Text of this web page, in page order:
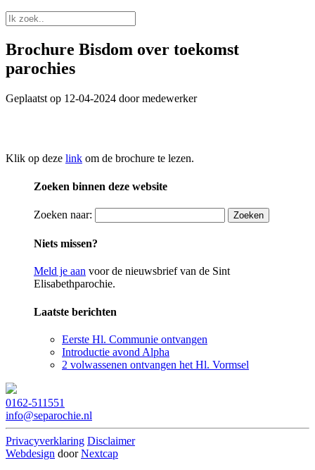
Brochure Bisdom over toekomst
parochies
Geplaatst op 12-04-2024 door medewerker
Klik op deze link om de brochure te lezen.
Zoeken binnen deze website
Zoeken naar:
Niets missen?
Meld je aan voor de nieuwsbrief van de Sint
Elisabethparochie.
Laatste berichten
Eerste Hl. Communie ontvangen
Introductie avond Alpha
2 volwassenen ontvangen het Hl. Vormsel
0162-511551
info@separochie.nl
Privacyverklaring Disclaimer
Webdesign doorNextcap